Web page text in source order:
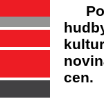
cen.